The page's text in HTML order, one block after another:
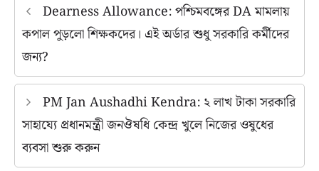
Dearness Allowance: পশ্চিমবঙ্গের DA মামলায়
কপাল পুড়লো শিক্ষকদের। এই অর্ডার শুধু সরকারি কর্মীদের
জন্য?
PM Jan Aushadhi Kendra: ২ লাখ টাকা সরকারি
সাহায্যে প্রধানমন্ত্রী জনঔষধি কেন্দ্র খুলে নিজের ওষুধের
ব্যবসা শুরু করুন